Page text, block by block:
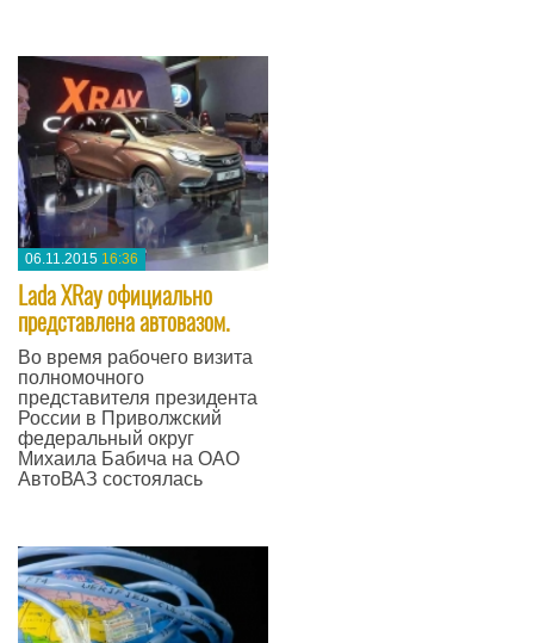
06.11.2015 16:36
Lada XRay официально
представлена автовазом.
Во время рабочего визита
полномочного
представителя президента
России в Приволжский
федеральный округ
Михаила Бабича на ОАО
АвтоВАЗ состоялась